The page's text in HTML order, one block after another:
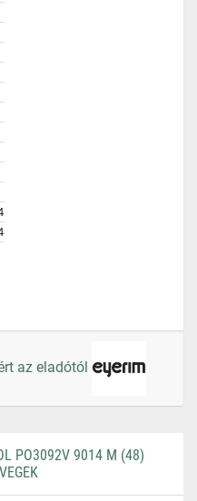
az eladótól
PO3092V 9014 M (48)